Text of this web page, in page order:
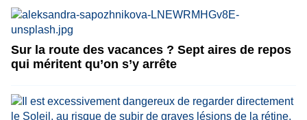
Sur la route des vacances ? Sept aires de repos
qui méritent qu’on s’y arrête